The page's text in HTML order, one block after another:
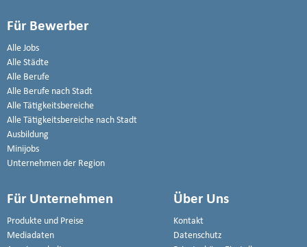
Für Bewerber
Alle Jobs
Alle Städte
Alle Berufe
Alle Berufe nach Stadt
Alle Tätigkeitsbereiche
Alle Tätigkeitsbereiche nach Stadt
Ausbildung
Minijobs
Unternehmen der Region
Für Unternehmen
Produkte und Preise
Mediadaten
Über Uns
Kontakt
Datenschutz